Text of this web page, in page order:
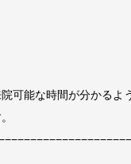
可能な時間が分かるよ